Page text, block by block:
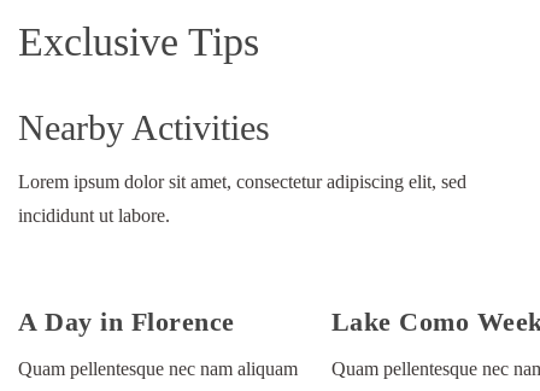
Exclusive Tips
Nearby Activities
Lorem ipsum dolor sit amet, consectetur adipiscing elit, sed
incididunt ut labore.
A Day in Florence
Quam pellentesque nec nam aliquam
Lake Como
Quam pellentesque nec